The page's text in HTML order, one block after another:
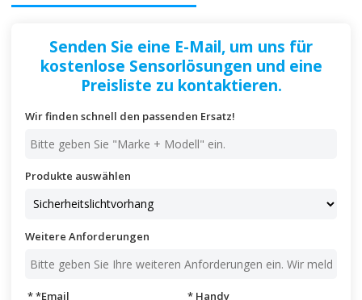
Senden Sie eine E-Mail, um uns für
kostenlose Sensorlösungen und eine
Preisliste zu kontaktieren.
Wir finden schnell den passenden Ersatz!
Produkte auswählen
Weitere Anforderungen
*Email Handy